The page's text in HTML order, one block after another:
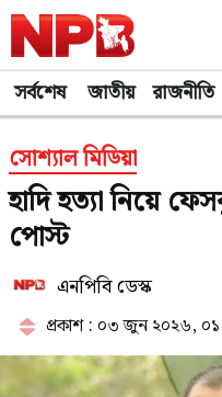
সর্বশেষ জাতীয় রাজনীতি
সোশ্যাল মিডিয়া
হাদি হত্যা নিয়ে
পোস্ট
এনপিবি ডেস্ক
প্রকাশ : ০৩ জুন ২০২৬,